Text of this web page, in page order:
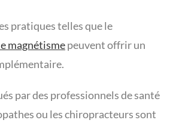
pratiques telles que le
magnétismepeuvent offrir un
par des professionnels de santé
ou les chiropracteurs sont